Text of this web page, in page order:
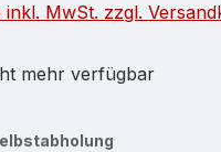
inkl. MwSt. zzgl.
mehr verfügbar